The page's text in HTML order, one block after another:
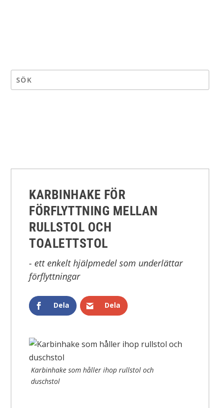
KARBINHAKE FÖR
FÖRFLYTTNING MELLAN
RULLSTOL OCH
TOALETTSTOL
- ett enkelt hjälpmedel som underlättar
förflyttningar
Dela Dela
Karbinhake som håller ihop rullstol och
duschstol